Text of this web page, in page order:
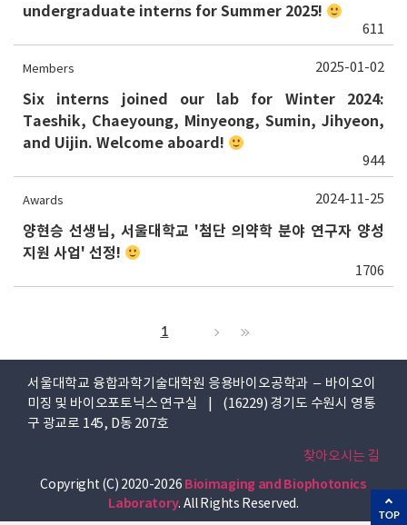
undergraduate interns for Summer 2025!
611
Members
Six interns joined our lab for Winter 2024:
Taeshik, Chaeyoung, Minyeong, Sumin, Jihyeon,
and Uijin. Welcome aboard!
944
2025-01-02
Awards
양현승 선생님, 서울대학교 '첨단 의약학 분야 연구자 양성
지원 사업' 선정!
1706
2024-11-25
1
TOP
서울대학교 융합과학기술대학원 응용바이오공학과 – 바이오이
미징 및 바이오포토닉스 연구실 | (16229) 경기도 수원시 영통
구 광교로 145, D동 207호
찾아오시는 길
Copyright (C) 2020-2026 Bioimaging and Biophotonics
Laboratory. All Rights Reserved.